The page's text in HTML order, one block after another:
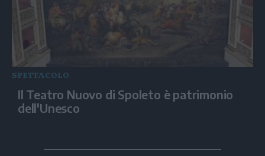
SPETTACOLO
Il Teatro Nuovo di Spoleto è patrimonio
dell'Unesco